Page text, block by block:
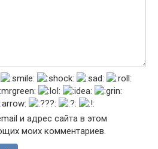
и адрес сайта в этом
моих комментариев.